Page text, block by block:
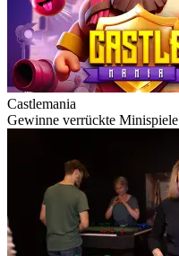
Castlemania
Gewinne verrückte Minispiele